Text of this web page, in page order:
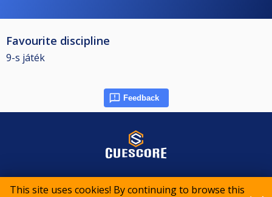
This site uses cookies! By continuing to browse this
Favourite discipline
9-s játék
Feedback
© 2015-2026 CueScore International